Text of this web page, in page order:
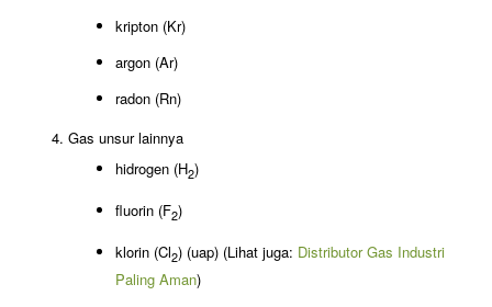
kripton (Kr)
argon (Ar)
radon (Rn)
Gas unsur lainnya
hidrogen (H2)
fluorin (F2)
klorin (Cl2) (uap) (Lihat juga: Distributor Gas Industri
Paling Aman)